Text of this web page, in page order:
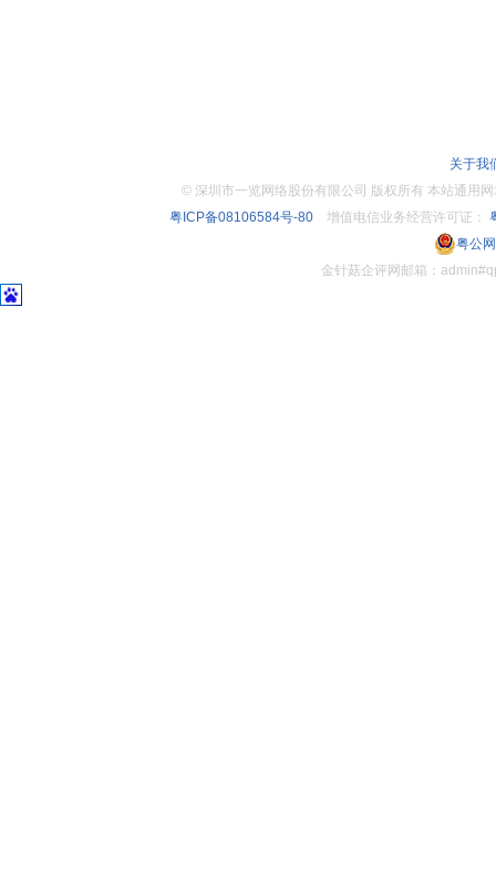
关于我
© 深圳市一览网络股份有限公司 版权所有 本站通
粤ICP备08106584号-80增值电信业务经营许可证：
粤公
金针菇企评网邮箱：